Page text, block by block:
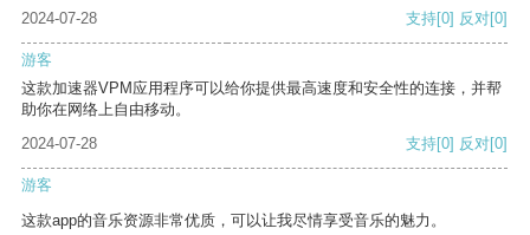
2024-07-28 支持[0] 反对[0]
游客
这款加速器VPM应用程序可以给你提供最高速度和安全性的连接，并帮
助你在网络上自由移动。
2024-07-28
支持[0] 反对[0]
游客
这款app的音乐资源非常优质，可以让我尽情享受音乐的魅力。